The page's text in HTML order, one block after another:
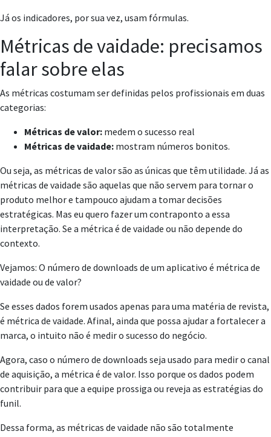
Já os indicadores, por sua vez, usam fórmulas.
Métricas de vaidade: precisamos
falar sobre elas
As métricas costumam ser definidas pelos profissionais em duas
categorias:
Métricas de valor: medem o sucesso real
Métricas de vaidade: mostram números bonitos.
Ou seja, as métricas de valor são as únicas que têm utilidade. Já as
métricas de vaidade são aquelas que não servem para tornar o
produto melhor e tampouco ajudam a tomar decisões
estratégicas. Mas eu quero fazer um contraponto a essa
interpretação. Se a métrica é de vaidade ou não depende do
contexto.
Vejamos: O número de downloads de um aplicativo é métrica de
vaidade ou de valor?
Se esses dados forem usados apenas para uma matéria de revista,
é métrica de vaidade. Afinal, ainda que possa ajudar a fortalecer a
marca, o intuito não é medir o sucesso do negócio.
Agora, caso o número de downloads seja usado para medir o canal
de aquisição, a métrica é de valor. Isso porque os dados podem
contribuir para que a equipe prossiga ou reveja as estratégias do
funil.
Dessa forma, as métricas de vaidade não são totalmente